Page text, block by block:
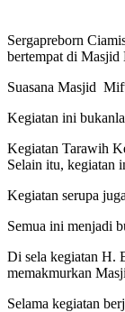
Sergapreborn
bertempat di Masjid
Suasana Masjid
Kegiatan ini
Kegiatan Tarawih
Selain itu, kegiatan
Kegiatan serupa
Semua ini menjadi
Di sela kegiatan H.
memakmurkan
Selama kegiatan